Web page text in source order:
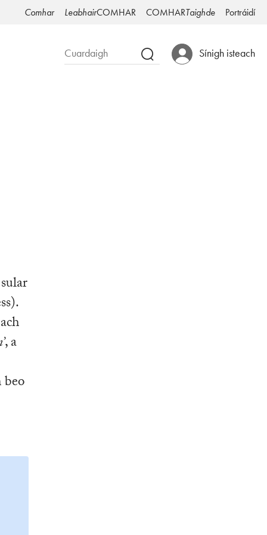
Comhar LeabhairCOMHAR COMHARTaighde Portráidí
Sínigh isteach
, a
beo